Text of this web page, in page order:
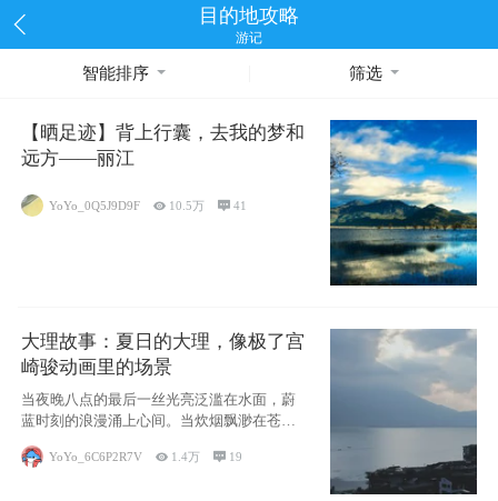
目的地攻略
游记
智能排序 筛选
【晒足迹】背上行囊，去我的梦和
远方——丽江
YoYo_0Q5J9D9F  10.5万 41
大理故事：夏日的大理，像极了宫
崎骏动画里的场景
当夜晚八点的最后一丝光亮泛滥在水面，蔚
蓝时刻的浪漫涌上心间。当炊烟飘渺在苍山
YoYo_6C6P2R7V  1.4万  19